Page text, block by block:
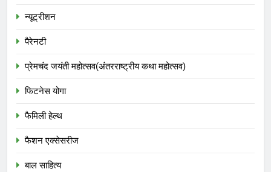
न्यूट्रीशन
पैरेनटी
प्रेमचंद जयंती महोत्सव(अंतरराष्ट्रीय कथा महोत्सव)
फिटनेस योगा
फैमिली हेल्थ
फैशन एक्सेसरीज
बाल साहित्य